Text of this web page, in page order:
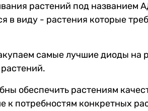
растений под
в виду - растения которые
самые лучшие диоды
обеспечить растениям
к потребностям конкретных